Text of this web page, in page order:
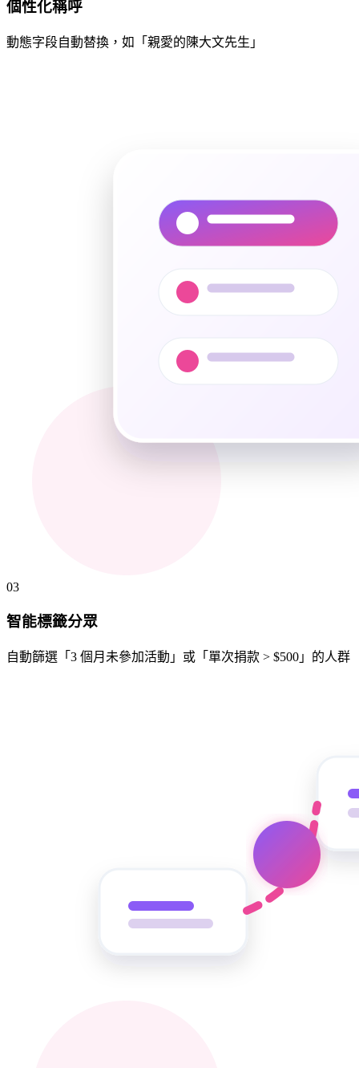
個性化稱呼
動態字段自動替換，如「親愛的陳大文先生」
03
智能標籤分眾
自動篩選「3 個月未參加活動」或「單次捐款 > $500」的人群